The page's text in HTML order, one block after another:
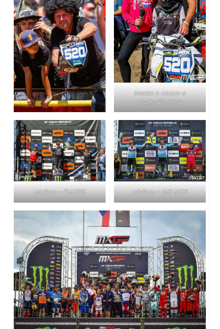
Maxim s otcom a
moderáítorkou
pódium – EMX65 pódium – MS MX2